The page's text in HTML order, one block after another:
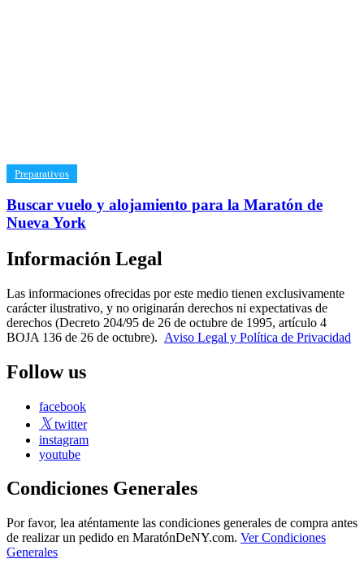
​Preparativos
Buscar vuelo y alojamiento para la Maratón de
Nueva York
Información Legal
Las informaciones ofrecidas por este medio tienen exclusivamente
carácter ilustrativo, y no originarán derechos ni expectativas de
derechos (Decreto 204/95 de 26 de octubre de 1995, artículo 4
BOJA 136 de 26 de octubre). Aviso Legal y Política de Privacidad
Follow us
facebook
twitter
instagram
youtube
Condiciones Generales
Por favor, lea aténtamente las condiciones generales de compra antes
de realizar un pedido en MaratónDeNY.com. Ver Condiciones
Generales